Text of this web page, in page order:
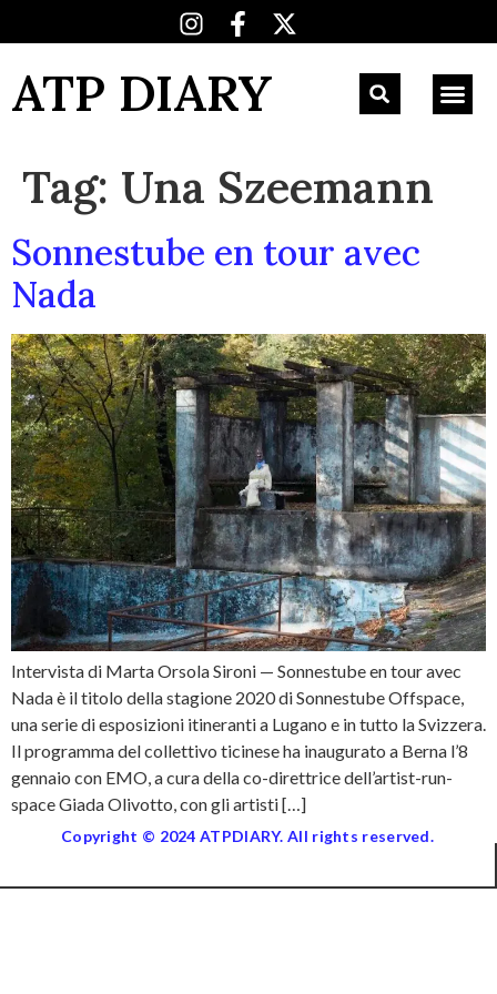
ATP DIARY
Tag: Una Szeemann
Sonnestube en tour avec
Nada
Intervista di Marta Orsola Sironi — Sonnestube en tour avec
Nada è il titolo della stagione 2020 di Sonnestube Offspace,
una serie di esposizioni itineranti a Lugano e in tutto la Svizzera.
Il programma del collettivo ticinese ha inaugurato a Berna l’8
gennaio con EMO, a cura della co-direttrice dell’artist-run-
space Giada Olivotto, con gli artisti […]
Copyright © 2024 ATPDIARY. All rights reserved.